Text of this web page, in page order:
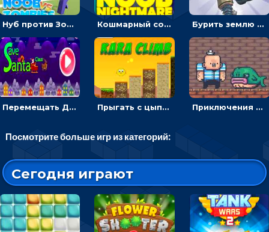
Нуб против Зомби: направлять линию на врага и бить молотом Кошмарный сон Нуба: балансируй, чтобы выжить Бурить землю с миньоном, чтобы собирать ископаемые - приключения
Перемещать Деда Мороза с оленями, чтобы стрелять по снеговикам - приключения Прыгать с цыпленком по столбикам вверх, чтобы собирать время - гиперказуальные Приключения Пиратские бомбы: собирать взрывчатку, пока не поднялась вода
Посмотрите больше игр из категорий:
Сегодня играют